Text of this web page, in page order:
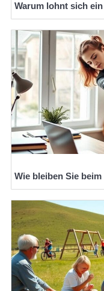
Warum lohnt sich
Wie bleiben Sie